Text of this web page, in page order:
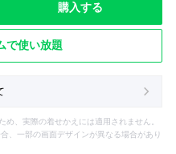
購入する
で使い放題
、実際の着せかえには適用されません。
、一部の画面デザインが異なる場合があり